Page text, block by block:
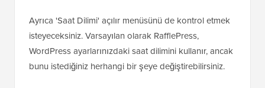
Ayrıca 'Saat Dilimi' açılır menüsünü de kontrol etmek
isteyeceksiniz. Varsayılan olarak RafflePress,
WordPress ayarlarınızdaki saat dilimini kullanır, ancak
bunu istediğiniz herhangi bir şeye değiştirebilirsiniz.